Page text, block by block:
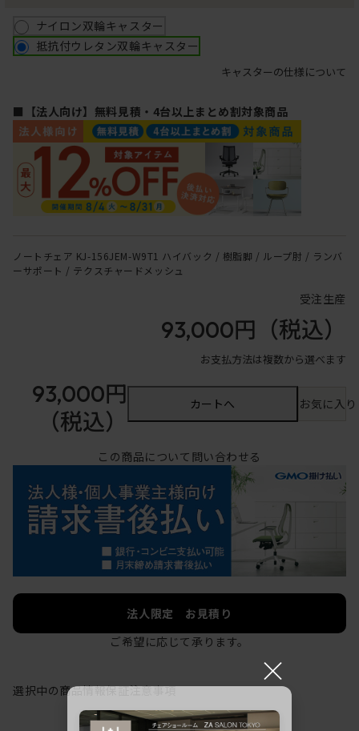
ナイロン双輪キャスター
抵抗付ウレタン双輪キャスター
キャスターの仕様について
■【法人向け】無料見積・4台以上まとめ割対象商品
ノートチェア KJ-156JEM-W9T1 ハイバック / 樹脂脚 / ループ肘 / ランバ
ーサポート / テクスチャードメッシュ
受注生産
93,000円 （税込）
お支払方法は複数から選べます
93,000円
（税込）
カートへ お気に入
この商品について問い合わせる
法人限定 お見積り
ご希望に応じて承ります。
選択中の商品情報保証注意事項
×